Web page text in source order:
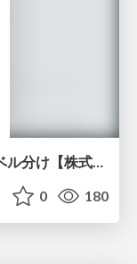
Adobe Analytics勉強会の種類とレベル分け【株式会社ニジボックス】
0 180